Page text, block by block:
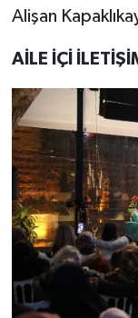
Alişan
AİLE İÇİ